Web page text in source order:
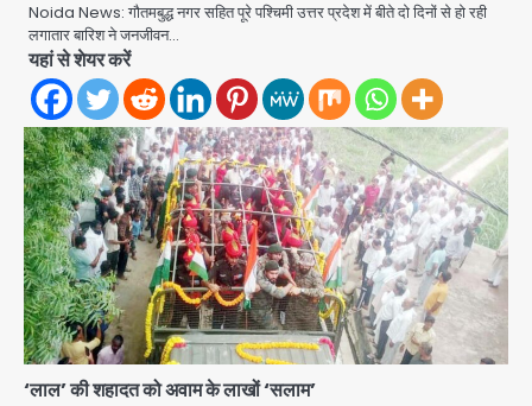
Noida News: गौतमबुद्ध नगर सहित पूरे पश्चिमी उत्तर प्रदेश में बीते दो दिनों से हो रही
लगातार बारिश ने जनजीवन…
यहां से शेयर करें
‘लाल’ की शहादत को अवाम के लाखों ‘सलाम’
2
Taylor Swift: ट्रंप कैंपेन-व्हाइट हाउस
पोस्ट से हटाए गए गाने, जानें पूरा विवाद
Avinash Kumar
3
Noida Crime News: नोएडा सेक्टर-51
में 15 वर्षीय घरेलू सहायिका का शव पंखे से लटका
मिला